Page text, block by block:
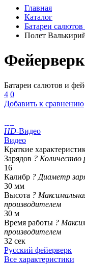
Главная
Каталог
Батареи
Полет
Батареи салютов и
4 0
Добавить к сравнению
HD-Видео
Видео
Краткие
Зарядов ? Количество
16
Калибр ? Диаметр
30 мм
Высота ?
производителем
30 м
Время работы ?
производителем
32 сек
Русский фейерверк
Все характеристики